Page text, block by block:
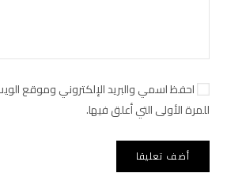
احفظ اسمي والبريد الإلكتروني وموقع
للمرة الأولى التي أعلق فيها.